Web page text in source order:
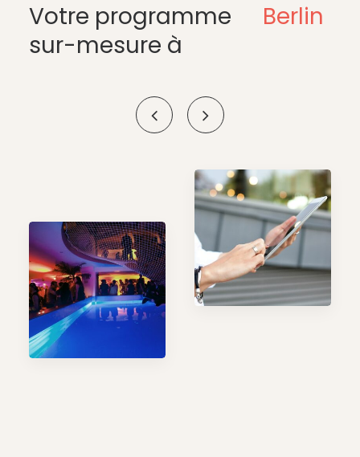
Votre programme
sur-mesure à
Berlin